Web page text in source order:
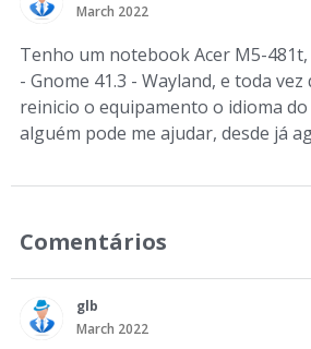
March 2022
Tenho um notebook Acer M5-
- Gnome 41.3 - Wayland, e toda
reinicio o equipamento o idioma
alguém pode me ajudar, desde já
Comentários
glb
March 2022